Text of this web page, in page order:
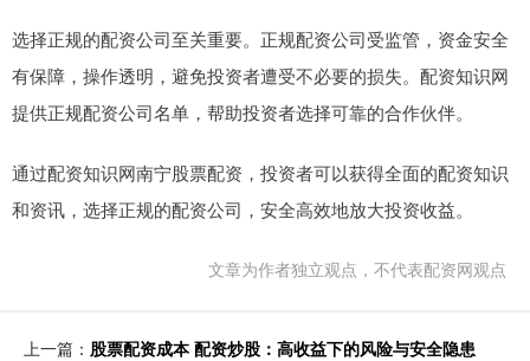
选择正规的配资公司至关重要。正规配资公司受监管，资金安全
有保障，操作透明，避免投资者遭受不必要的损失。配资知识网
提供正规配资公司名单，帮助投资者选择可靠的合作伙伴。
通过配资知识网南宁股票配资，投资者可以获得全面的配资知识
和资讯，选择正规的配资公司，安全高效地放大投资收益。
文章为作者独立观点，不代表配资网观点
上一篇： 股票配资成本 配资炒股：高收益下的风险与安全隐患